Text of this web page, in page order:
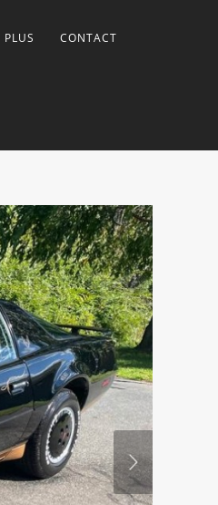
PLUS CONTACT